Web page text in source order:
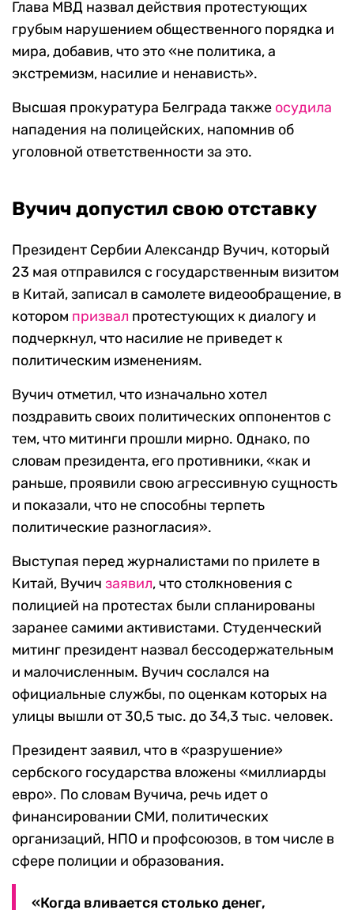
Глава МВД назвал действия протестующих
грубым нарушением общественного порядка и
мира, добавив, что это «не политика, а
экстремизм, насилие и ненависть».
Высшая прокуратура Белграда также осудила
нападения на полицейских, напомнив об
уголовной ответственности за это.
Вучич допустил свою отставку
Президент Сербии Александр Вучич, который
23 мая отправился с государственным визитом
в Китай, записал в самолете видеообращение, в
котором призвал протестующих к диалогу и
подчеркнул, что насилие не приведет к
политическим изменениям.
Вучич отметил, что изначально хотел
поздравить своих политических оппонентов с
тем, что митинги прошли мирно. Однако, по
словам президента, его противники, «как и
раньше, проявили свою агрессивную сущность
и показали, что не способны терпеть
политические разногласия».
Выступая перед журналистами по прилете в
Китай, Вучич заявил, что столкновения с
полицией на протестах были спланированы
заранее самими активистами. Студенческий
митинг президент назвал бессодержательным
и малочисленным. Вучич сослался на
официальные службы, по оценкам которых на
улицы вышли от 30,5 тыс. до 34,3 тыс. человек.
Президент заявил, что в «разрушение»
сербского государства вложены «миллиарды
евро». По словам Вучича, речь идет о
финансировании СМИ, политических
организаций, НПО и профсоюзов, в том числе в
сфере полиции и образования.
«Когда вливается столько денег,